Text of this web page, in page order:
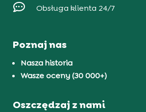
 Obsługa klienta 24/7
Poznaj nas
Nasza historia
Wasze oceny (30 000+)
Oszczędzaj z nami